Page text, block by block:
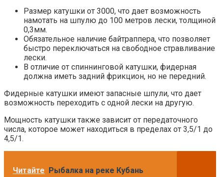
Размер катушки от 3000, что дает возможность
намотать на шпулю до 100 метров лески, толщиной
0,3мм.
Обязательное наличие байтраппера, что позволяет
быстро переключаться на свободное стравливание
лески.
В отличие от спиннинговой катушки, фидерная
должна иметь задний фрикцион, но не передний.
Фидерные катушки имеют запасные шпули, что дает
возможность переходить с одной лески на другую.
Мощность катушки также зависит от передаточного
числа, которое может находиться в пределах от 3,5/1 до
4,5/1.
Читайте Рыбалка на реке Кубань